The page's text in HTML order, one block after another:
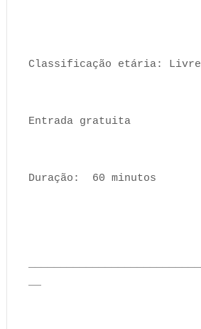
Classificação etária: Livre
Entrada gratuita
Duração: 60 minutos